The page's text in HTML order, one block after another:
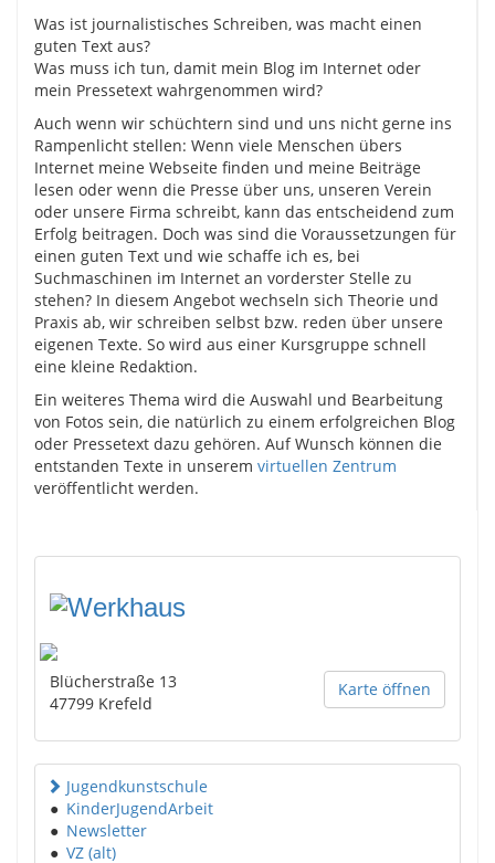
Was ist journalistisches Schreiben, was macht einen
guten Text aus?
Was muss ich tun, damit mein Blog im Internet oder
mein Pressetext wahrgenommen wird?
Auch wenn wir schüchtern sind und uns nicht gerne ins
Rampenlicht stellen: Wenn viele Menschen übers
Internet meine Webseite finden und meine Beiträge
lesen oder wenn die Presse über uns, unseren Verein
oder unsere Firma schreibt, kann das entscheidend zum
Erfolg beitragen. Doch was sind die Voraussetzungen für
einen guten Text und wie schaffe ich es, bei
Suchmaschinen im Internet an vorderster Stelle zu
stehen? In diesem Angebot wechseln sich Theorie und
Praxis ab, wir schreiben selbst bzw. reden über unsere
eigenen Texte. So wird aus einer Kursgruppe schnell
eine kleine Redaktion.
Ein weiteres Thema wird die Auswahl und Bearbeitung
von Fotos sein, die natürlich zu einem erfolgreichen Blog
oder Pressetext dazu gehören. Auf Wunsch können die
entstanden Texte in unserem virtuellen Zentrum
veröffentlicht werden.
Karte öffnen
Blücherstraße 13
47799 Krefeld
Jugendkunstschule
● KinderJugendArbeit
● Newsletter
● VZ (alt)